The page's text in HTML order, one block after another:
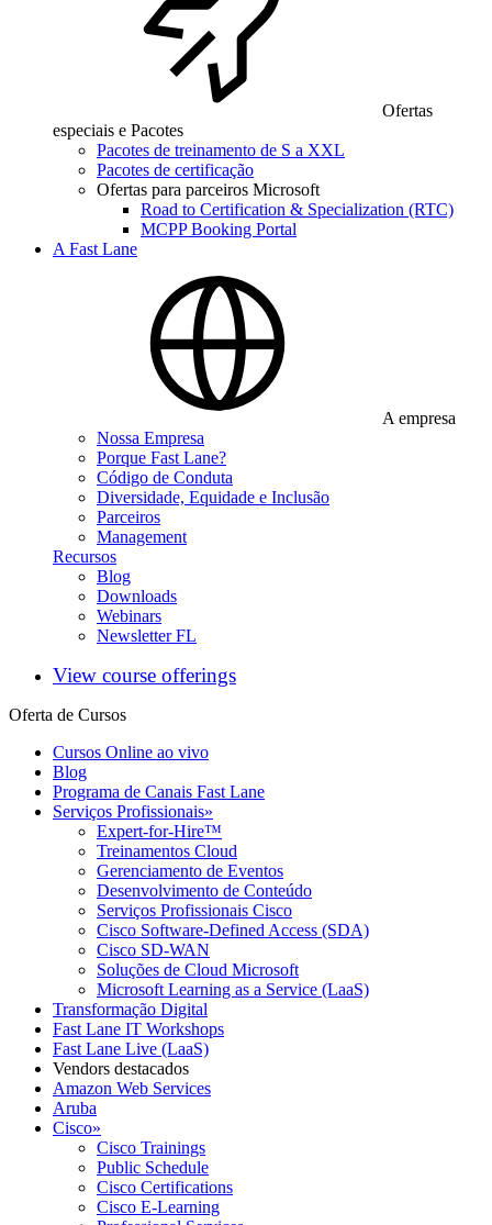
Ofertas
especiais e Pacotes
Pacotes de treinamento de S a XXL
Pacotes de certificação
Ofertas para parceiros Microsoft
Road to Certification & Specialization (RTC)
MCPP Booking Portal
A Fast Lane
A empresa
Nossa Empresa
Porque Fast Lane?
Código de Conduta
Diversidade, Equidade e Inclusão
Parceiros
Management
Recursos
Blog
Downloads
Webinars
Newsletter FL
View course offerings
Oferta de Cursos
Cursos Online ao vivo
Blog
Programa de Canais Fast Lane
Serviços Profissionais»
Expert-for-Hire™
Treinamentos Cloud
Gerenciamento de Eventos
Desenvolvimento de Conteúdo
Serviços Profissionais Cisco
Cisco Software-Defined Access (SDA)
Cisco SD-WAN
Soluções de Cloud Microsoft
Microsoft Learning as a Service (LaaS)
Transformação Digital
Fast Lane IT Workshops
Fast Lane Live (LaaS)
Vendors destacados
Amazon Web Services
Aruba
Cisco»
Cisco Trainings
Public Schedule
Cisco Certifications
Cisco E-Learning